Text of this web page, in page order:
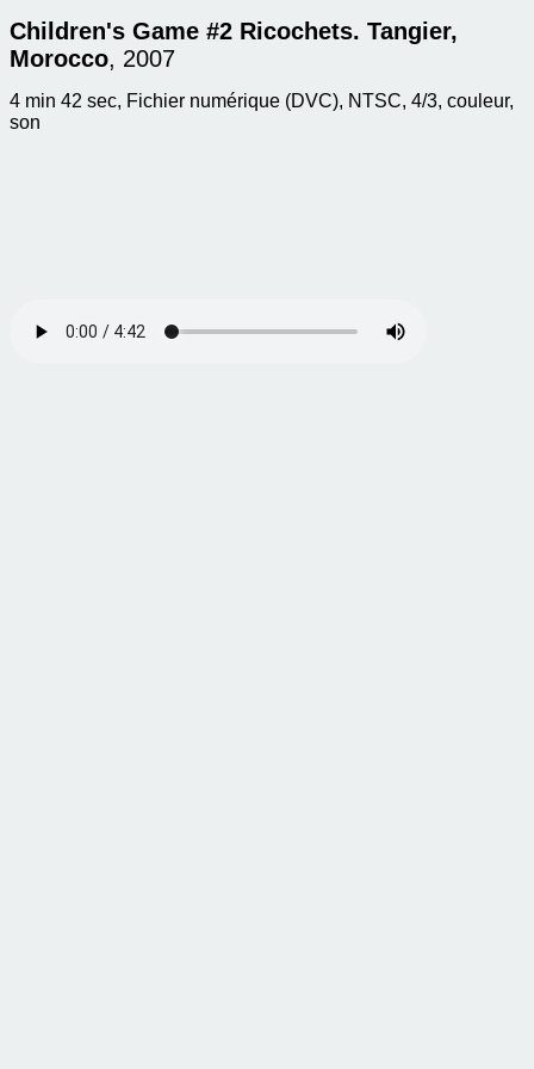
Children's Game #2 Ricochets. Tangier,
Morocco, 2007
4 min 42 sec, Fichier numérique (DVC), NTSC, 4/3, couleur,
son